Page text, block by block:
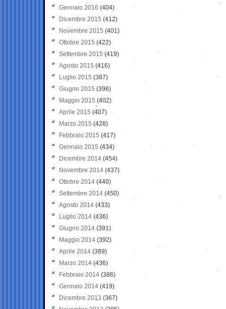
Gennaio 2016 (404)
Dicembre 2015 (412)
Novembre 2015 (401)
Ottobre 2015 (422)
Settembre 2015 (419)
Agosto 2015 (416)
Luglio 2015 (387)
Giugno 2015 (396)
Maggio 2015 (402)
Aprile 2015 (407)
Marzo 2015 (428)
Febbraio 2015 (417)
Gennaio 2015 (434)
Dicembre 2014 (454)
Novembre 2014 (437)
Ottobre 2014 (440)
Settembre 2014 (450)
Agosto 2014 (433)
Luglio 2014 (436)
Giugno 2014 (391)
Maggio 2014 (392)
Aprile 2014 (389)
Marzo 2014 (436)
Febbraio 2014 (386)
Gennaio 2014 (419)
Dicembre 2013 (367)